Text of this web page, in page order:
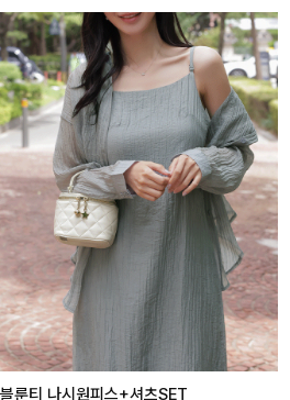
블룬티 나시원피스+셔츠SET